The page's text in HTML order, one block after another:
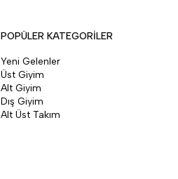
POPÜLER KATEGORİLER
Yeni Gelenler
Üst Giyim
Alt Giyim
Dış Giyim
Alt Üst Takım